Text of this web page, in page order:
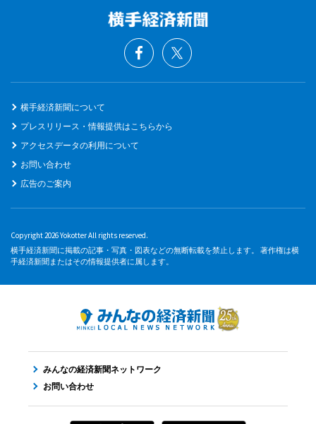
横手経済新聞について
プレスリリース・情報提供はこちらから
アクセスデータの利用について
お問い合わせ
広告のご案内
Copyright 2026 Yokotter All rights reserved.
横手経済新聞に掲載の記事・写真・図表などの無断転載を禁止します。 著作権は横
手経済新聞またはその情報提供者に属します。
みんなの経済新聞ネットワーク
お問い合わせ